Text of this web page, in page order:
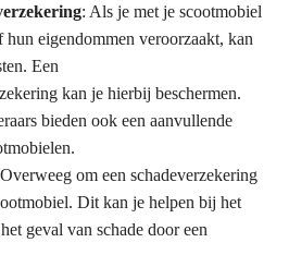
: Als je met je scootmobiel
hun eigendommen veroorzaakt, kan
Een
kan je hierbij beschermen.
bieden ook een aanvullende
om een schadeverzekering
Dit kan je helpen bij het
geval van schade door een